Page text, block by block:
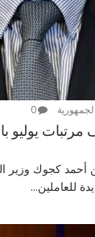
0
يوليو
أحمد كجوك وزير
للعاملين...